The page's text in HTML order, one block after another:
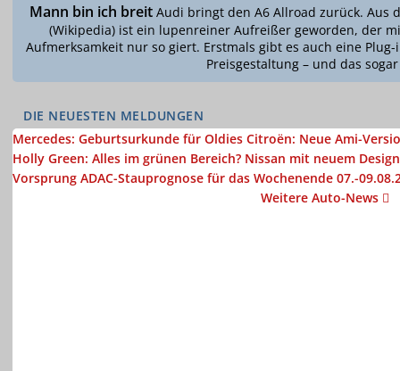
Mann bin ich breit Audi bringt den A6 Allroad zurück. Aus
(Wikipedia) ist ein lupenreiner Aufreißer geworden, der
Aufmerksamkeit nur so giert. Erstmals gibt es auch eine
Preisgestaltung – und das
DIE NEUESTEN MELDUNGEN
Mercedes: Geburtsurkunde für Oldies Citroën: Neue Ami-
Holly Green: Alles im grünen Bereich? Nissan mit neuem
Vorsprung ADAC-Stauprognose für das Wochenende 07.-
Weitere Auto-News